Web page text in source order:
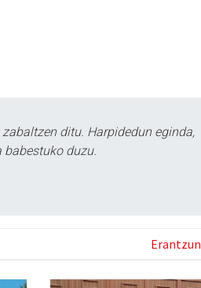
ditu. Harpidedun eginda,
duzu.
Erantzun